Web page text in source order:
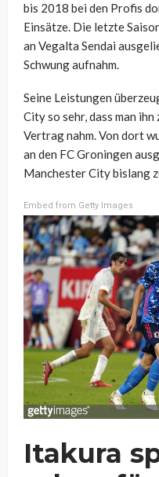
bis 2018 bei den Profis
Einsätze. Die letzte
an Vegalta Sendai
Schwung aufnahm.
Seine Leistungen
City so sehr, dass man
Vertrag nahm. Von dort
an den FC Groningen
Manchester City bislang
Embed from Getty Images
Itakura